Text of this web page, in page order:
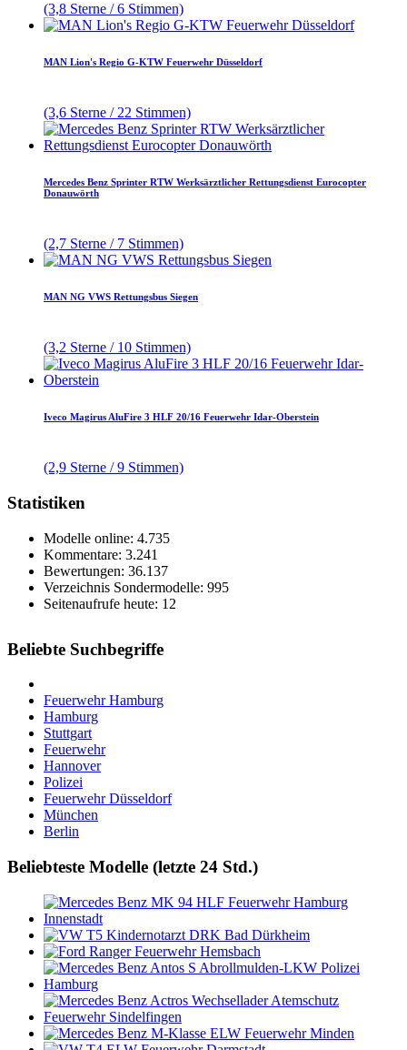
(3,8 Sterne / 6 Stimmen)
MAN Lion's Regio G-KTW Feuerwehr Düsseldorf
(3,6 Sterne / 22 Stimmen)
Mercedes Benz Sprinter RTW Werksärztlicher Rettungsdienst Eurocopter
Donauwörth
(2,7 Sterne / 7 Stimmen)
MAN NG VWS Rettungsbus Siegen
(3,2 Sterne / 10 Stimmen)
Iveco Magirus AluFire 3 HLF 20/16 Feuerwehr Idar-Oberstein
(2,9 Sterne / 9 Stimmen)
Statistiken
Modelle online: 4.735
Kommentare: 3.241
Bewertungen: 36.137
Verzeichnis Sondermodelle: 995
Seitenaufrufe heute: 12
Beliebte Suchbegriffe
Feuerwehr Hamburg
Hamburg
Stuttgart
Feuerwehr
Hannover
Polizei
Feuerwehr Düsseldorf
München
Berlin
Beliebteste Modelle (letzte 24 Std.)